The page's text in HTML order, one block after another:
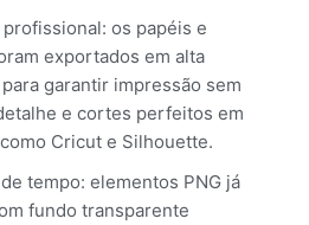
profissional: os papéis e
exportados em alta
garantir impressão sem
e cortes perfeitos em
Cricut e Silhouette.
tempo: elementos PNG já
fundo transparente